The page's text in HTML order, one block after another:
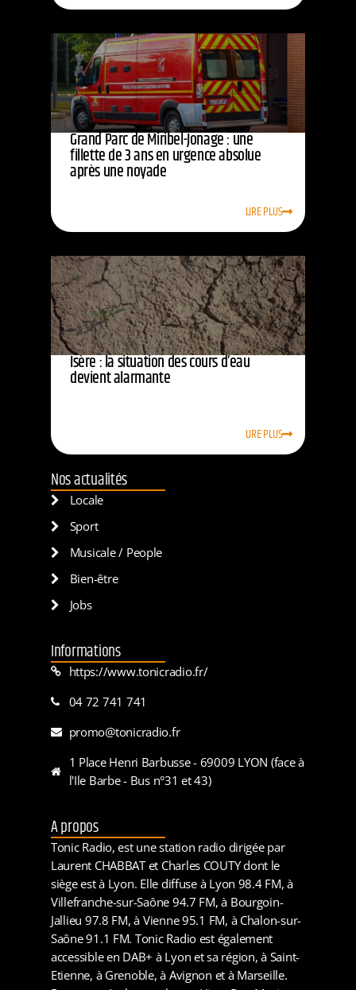
Grand Parc de Miribel-Jonage : une
fillette de 3 ans en urgence absolue
après une noyade
LIRE PLUS
Isère : la situation des cours d’eau
devient alarmante
LIRE PLUS
Nos actualités
Locale
Sport
Musicale / People
Bien-être
Jobs
Informations
https://www.tonicradio.fr/
04 72 741 741
promo@tonicradio.fr
1 Place Henri Barbusse - 69009 LYON (face à
l'Ile Barbe - Bus n°31 et 43)
A propos
Tonic Radio, est une station radio dirigée par
Laurent CHABBAT et Charles COUTY dont le
siège est à Lyon. Elle diffuse à Lyon 98.4 FM, à
Villefranche-sur-Saône 94.7 FM, à Bourgoin-
Jallieu 97.8 FM, à Vienne 95.1 FM, à Chalon-sur-
Saône 91.1 FM. Tonic Radio est également
accessible en DAB+ à Lyon et sa région, à Saint-
Etienne, à Grenoble, à Avignon et à Marseille.